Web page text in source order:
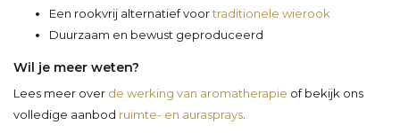
Een rookvrij alternatief voortraditionele wierook
Duurzaam en bewust geproduceerd
Wil je meer weten?
Lees meer over de werking van aromatherapie of bekijk ons
volledige aanbod ruimte- en aurasprays